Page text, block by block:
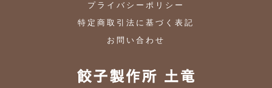
プライバシーポリシー
特定商取引法に基づく表記
お問い合わせ